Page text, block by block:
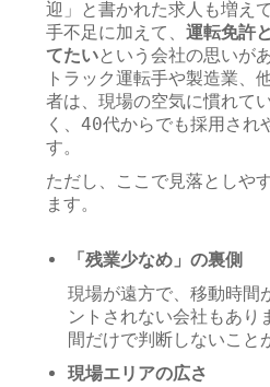
迎」と書かれた求人も増え
手不足に加えて、運転免許
てたいという会社の思いが
トラック運転手や製造業、
者は、現場の空気に慣れて
く、40代からでも採用され
す。
ただし、ここで見落としや
ます。
「残業少なめ」の裏側
現場が遠方で、移動時間
ントされない会社もあり
間だけで判断しないこと
現場エリアの広さ